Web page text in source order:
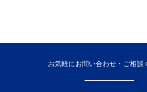
お気軽にお問い合わせ・ご相談